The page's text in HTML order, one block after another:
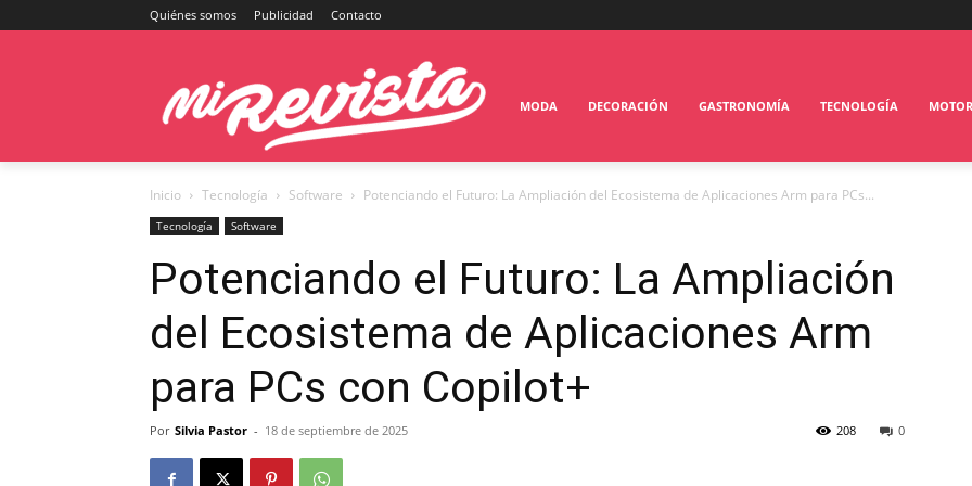
Quiénes somos Publicidad Contacto
MODA DECORACIÓN GASTRONOMÍA TECNOLOGÍA MOTOR
Inicio Tecnología Software Potenciando el Futuro: La Ampliación del Ecosistema de Aplicaciones Arm para PCs...
Tecnología Software
Potenciando el Futuro: La Ampliación
del Ecosistema de Aplicaciones Arm
para PCs con Copilot+
Por Silvia Pastor - 18 de septiembre de 2025 0
208